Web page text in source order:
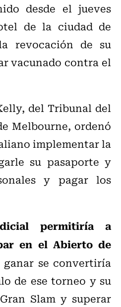
desde el jueves
de la ciudad de
revocación de su
vacunado contra el
del Tribunal del
Melbourne, ordenó
implementar la
su pasaporte y
y pagar los
permitiría a
en el Abierto de
ganar se convertiría
de ese torneo y su
Slam y superar